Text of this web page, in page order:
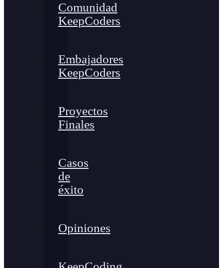
Comunidad
KeepCoders
Embajadores
KeepCoders
Proyectos
Finales
Casos
de
éxito
Opiniones